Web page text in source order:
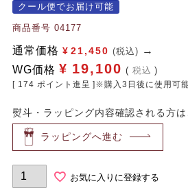
クール便でお届け可能
商品番号 04177
通常価格 ¥ 21,450 (税込)
WG価格 ¥ 19,100 税込
[ 174 ポイント進呈 ]※購入3日後に使用可能
熨斗・ラッピング内容確認される方は
ラッピングへ進む
お気に入りに登録する